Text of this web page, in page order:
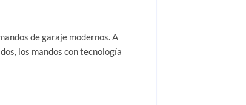
de garaje modernos. A
los mandos con tecnología